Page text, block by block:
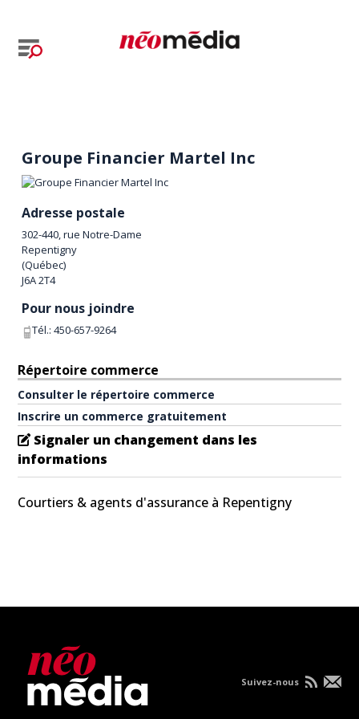
Groupe Financier Martel Inc
Adresse postale
302-440, rue Notre-Dame
Repentigny
(Québec)
J6A 2T4
Pour nous joindre
Tél.:450-657-9264
Répertoire commerce
Consulter le répertoire commerce
Inscrire un commerce gratuitement
Signaler un changement dans les
informations
Courtiers & agents d'assurance à Repentigny
Suivez-nous